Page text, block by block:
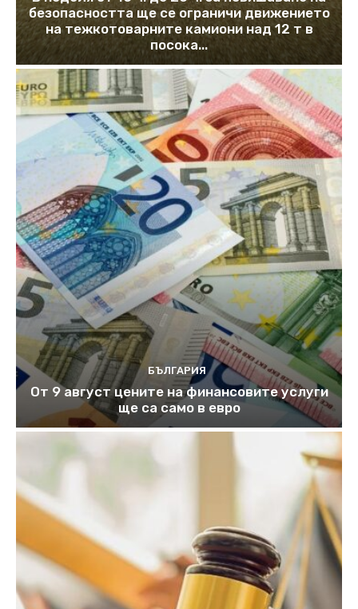
безопасността ще се ограничи движението
на тежкотоварните камиони над 12 т в
посока...
БЪЛГАРИЯ
От 9 август цените на финансовите услуги
ще са само в евро